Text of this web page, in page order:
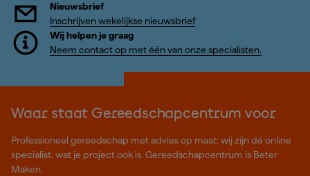
Nieuwsbrief
Inschrijven wekelijkse nieuwsbrief
Wij helpen je graag
Neem contact op met één van onze specialisten.
Waar staat Gereedschapcentrum voor
Professioneel gereedschap met advies op maat: wij zijn dé online
specialist, wat je project ook is. Gereedschapcentrum is Beter
Maken.